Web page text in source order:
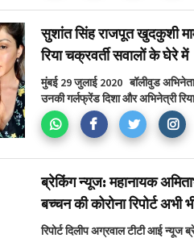
सुशांत सिंह राजपूत खुदकुशी
रिया चक्रवर्ती सवालों के घेरे में
मुंबई 29 जुलाई 2020 बॉलीवुड
उनकी गर्लफ्रेंड दिशा और अभिनेत्री
ब्रेकिंग न्यूज: महानायक
बच्चन की कोरोना रिपोर्ट अभी
रिपोर्ट दिलीप अग्रवाल टीटी आई